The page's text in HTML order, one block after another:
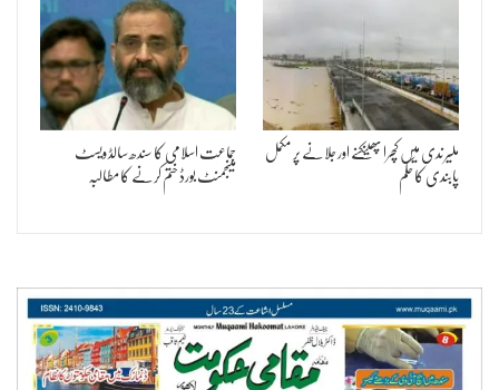
ملیر ندی میں کچرا پھینکنے اور جلانے پر مکمل
پابندی کا حکم
جماعت اسلامی کا سندھ سالڈ ویسٹ
مینجمنٹ بورڈ ختم کرنے کا مطالبہ